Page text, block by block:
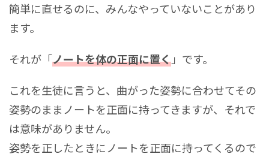
簡単に直せるのに、みんなやっていないことがあり
ます。
それが「ノートを体の正面に置く」です。
これを生徒に言うと、曲がった姿勢に合わせてその
姿勢のままノートを正面に持ってきますが、それで
は意味がありません。
姿勢を正したときにノートを正面に持ってくるので